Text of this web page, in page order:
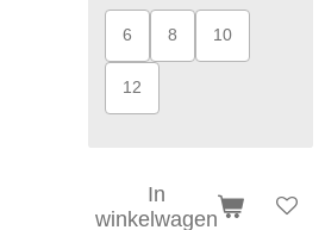
6 8 10
12
In
winkelwagen